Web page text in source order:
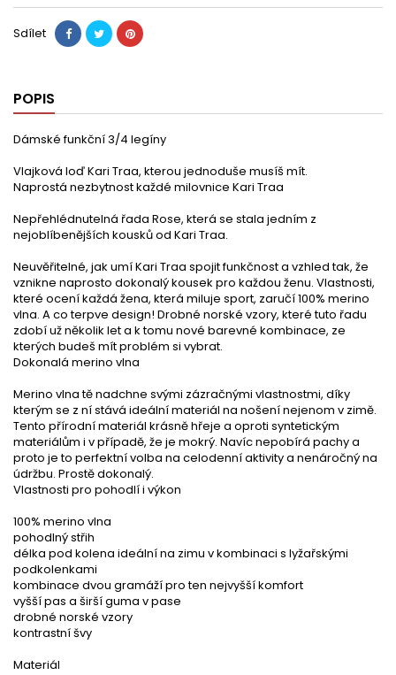
Sdílet
POPIS
Dámské funkční 3/4 legíny
Vlajková loď Kari Traa, kterou jednoduše musíš mít.
Naprostá nezbytnost každé milovnice Kari Traa
Nepřehlédnutelná řada Rose, která se stala jedním z
nejoblíbenějších kousků od Kari Traa.
Neuvěřitelné, jak umí Kari Traa spojit funkčnost a vzhled tak, že
vznikne naprosto dokonalý kousek pro každou ženu. Vlastnosti,
které ocení každá žena, která miluje sport, zaručí 100% merino
vlna. A co terpve design! Drobné norské vzory, které tuto řadu
zdobí už několik let a k tomu nové barevné kombinace, ze
kterých budeš mít problém si vybrat.
Dokonalá merino vlna
Merino vlna tě nadchne svými zázračnými vlastnostmi, díky
kterým se z ní stává ideální materiál na nošení nejenom v zimě.
Tento přírodní materiál krásně hřeje a oproti syntetickým
materiálům i v případě, že je mokrý. Navíc nepobírá pachy a
proto je to perfektní volba na celodenní aktivity a nenáročný na
údržbu. Prostě dokonalý.
Vlastnosti pro pohodlí i výkon
100% merino vlna
pohodlný střih
délka pod kolena ideální na zimu v kombinaci s lyžařskými
podkolenkami
kombinace dvou gramáží pro ten nejvyšší komfort
vyšší pas a širší guma v pase
drobné norské vzory
kontrastní švy
Materiál